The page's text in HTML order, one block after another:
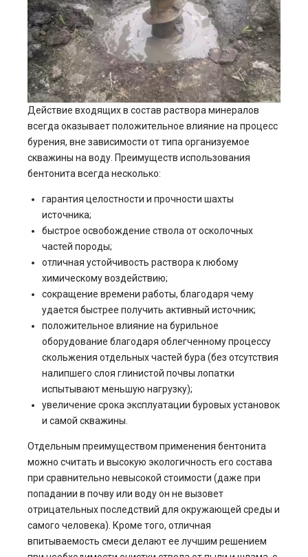
Действие входящих в состав раствора минералов
всегда оказывает положительное влияние на процесс
бурения, вне зависимости от типа организуемое
скважины на воду. Преимуществ использования
бентонита всегда несколько:
гарантия целостности и прочности шахты
источника;
быстрое освобождение ствола от осколочных
частей породы;
отличная устойчивость раствора к любому
химическому воздействию;
сокращение времени работы, благодаря чему
удается быстрее получить активный источник;
положительное влияние на бурильное
оборудование благодаря облегченному процессу
скольжения отдельных частей бура (без отсутствия
налипшего слоя глинистой почвы лопатки
испытывают меньшую нагрузку);
увеличение срока эксплуатации буровых установок
и самой скважины.
Отдельным преимуществом применения бентонита
можно считать и высокую экологичность его состава
при сравнительно невысокой стоимости (даже при
попадании в почву или воду он не вызовет
отрицательных последствий для окружающей среды и
самого человека). Кроме того, отличная
впитываемость смеси делают ее лучшим решением